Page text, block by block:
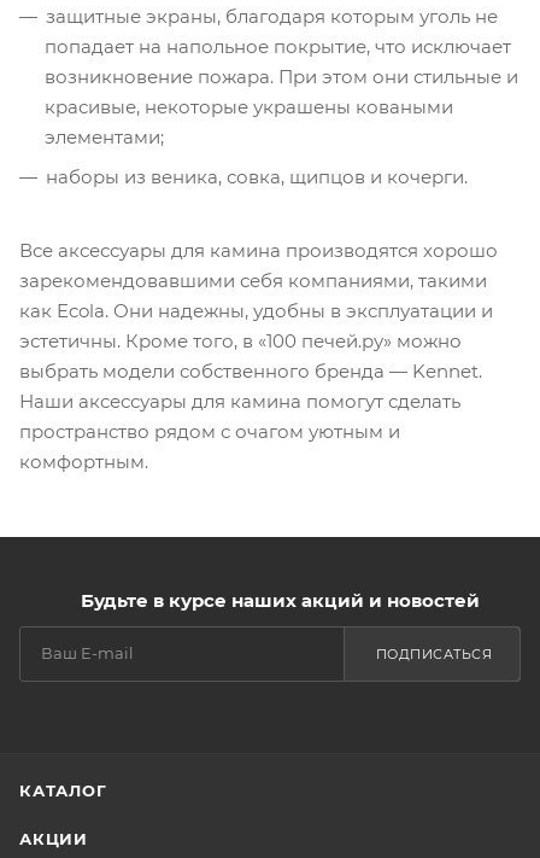
защитные экраны, благодаря которым уголь не
попадает на напольное покрытие, что исключает
возникновение пожара. При этом они стильные и
красивые, некоторые украшены коваными
элементами;
наборы из веника, совка, щипцов и кочерги.
Все аксессуары для камина производятся хорошо
зарекомендовавшими себя компаниями, такими
как Ecola. Они надежны, удобны в эксплуатации и
эстетичны. Кроме того, в «100 печей.ру» можно
выбрать модели собственного бренда — Kennet.
Наши аксессуары для камина помогут сделать
пространство рядом с очагом уютным и
комфортным.
Будьте в курсе наших акций и новостей
ПОДПИСАТЬСЯ
КАТАЛОГ
АКЦИИ